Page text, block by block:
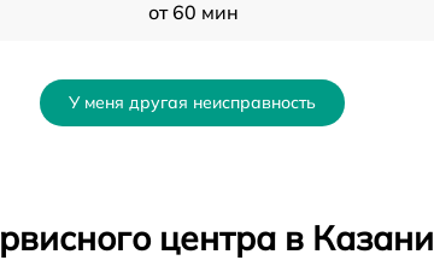
от 60 мин
от 60 мин
У меня другая неисправность
центра в Казани